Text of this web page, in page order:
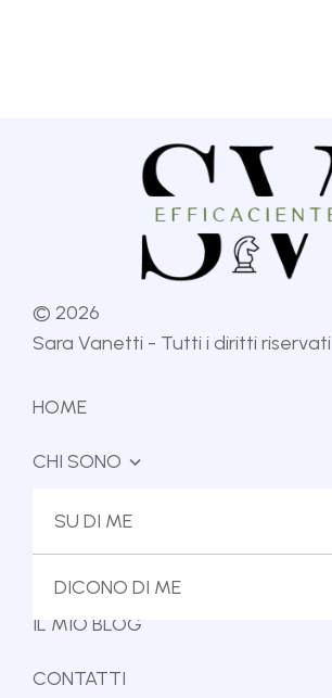
© 2026
Sara Vanetti - Tutti i diritti riservati
HOME
CHI SONO
SU DI ME
DICONO DI ME
IL METODO
IL MIO BLOG
CONTATTI